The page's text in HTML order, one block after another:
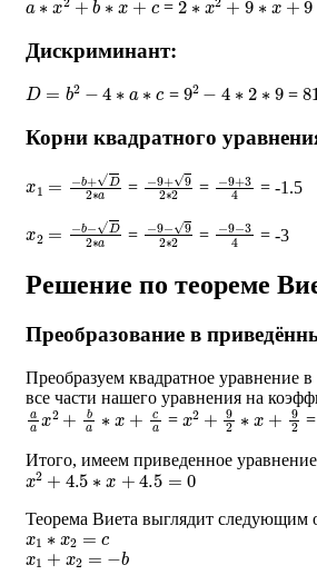
=
Дискриминант:
D= 2− a = 92 ∗ 2∗ =81
Корни квадратного
+ D2∗ = 9+ 92 = 9 +3 = -1.5
b−D2∗ = −9−92 2
= −9−3 = -3
Решение по теореме
Преобразование в
Преобразуем квадратное уравнение
все части нашего уравнения на
aax2+ba∗x+ca = x2+92∗x+92
Итого, имеем приведенное
x2+4.5∗x+4.5=0
Теорема Виета выглядит следующим
x1∗x2= c
x1 + x2 =− b